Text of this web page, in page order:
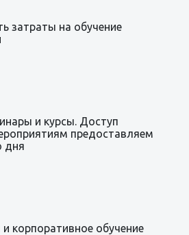
затраты на обучение
и курсы. Доступ
предоставляем
дня
корпоративное обучение